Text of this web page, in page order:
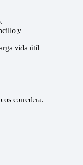
y
vida útil.
corredera.